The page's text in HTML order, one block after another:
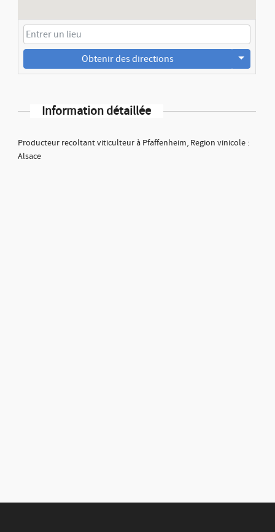
Obtenir des directions
Information détaillée
Producteur recoltant viticulteur à Pfaffenheim, Region vinicole :
Alsace